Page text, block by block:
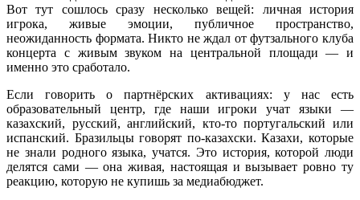
Вот тут сошлось сразу несколько вещей: личная история
игрока, живые эмоции, публичное пространство,
неожиданность формата. Никто не ждал от футзального клуба
концерта с живым звуком на центральной площади — и
именно это сработало.
Если говорить о партнёрских активациях: у нас есть
образовательный центр, где наши игроки учат языки —
казахский, русский, английский, кто-то португальский или
испанский. Бразильцы говорят по-казахски. Казахи, которые
не знали родного языка, учатся. Это история, которой люди
делятся сами — она живая, настоящая и вызывает ровно ту
реакцию, которую не купишь за медиабюджет.